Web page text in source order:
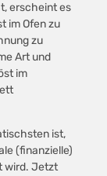
erscheint es
im Ofen zu
zu
Art und
im
ist,
(finanzielle)
wird. Jetzt